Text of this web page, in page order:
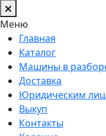
Меню
Главная
Каталог
Машины в
Доставка
Юридическим
Выкуп
Контакты